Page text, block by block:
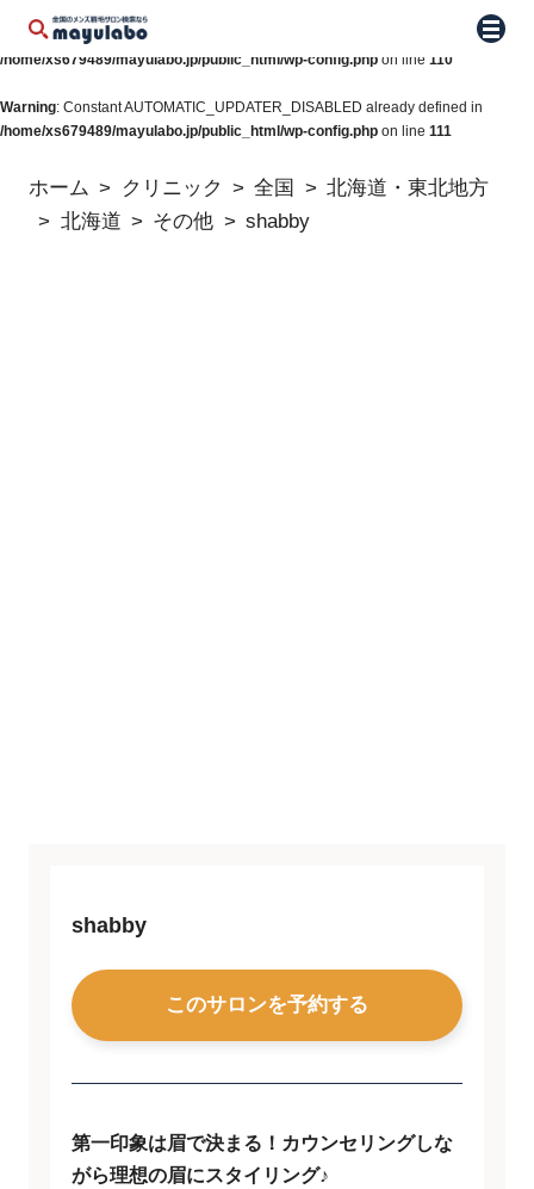
Warning: Constant WP_AUTO_UPDATE_CORE already defined in
/home/xs679489/mayulabo.jp/public_html/wp-config.php on line 110
Warning: Constant AUTOMATIC_UPDATER_DISABLED already defined in
/home/xs679489/mayulabo.jp/public_html/wp-config.php on line 111
メニ
ホーム クリニック 全国
北海道・東北地方
北海道
その他 shabby
shabby
このサロンを予約する
第一印象は眉で決まる！カウンセリングしな
がら理想の眉にスタイリング♪